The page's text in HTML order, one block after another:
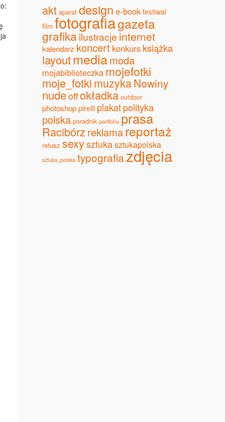
akt aparat design e-book festiwal
film fotografiagazeta
grafika ilustracjeinternet
kalendarz koncert konkurs książka
layoutmediamoda
mojabiblioteczka mojefotki
moje_fotkimuzykaNowiny
nudeoffokładka outdoor
photoshop pirelli plakat polityka
polska poradnik portfolio prasa
Racibórz reklamareportaż
retusz sexy sztukasztukapolska
sztuka_polska typografia zdjęcia